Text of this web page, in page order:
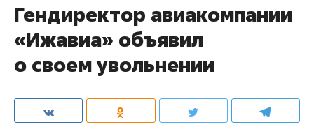
Гендиректор авиакомпании
«Ижавиа» объявил
о своем увольнении